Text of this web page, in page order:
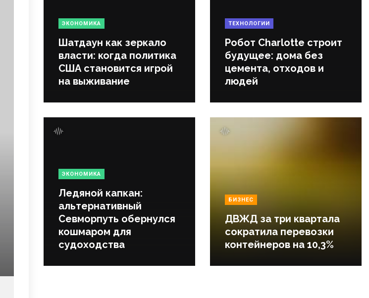
ЭКОНОМИКА
Шатдаун как зеркало
власти: когда политика
США становится игрой
на выживание
ТЕХНОЛОГИИ
Робот Charlotte строит
будущее: дома без
цемента, отходов и
людей
ЭКОНОМИКА
Ледяной капкан:
альтернативный
Севморпуть обернулся
кошмаром для
судоходства
БИЗНЕС
ДВЖД за три квартала
сократила перевозки
контейнеров на 10,3%